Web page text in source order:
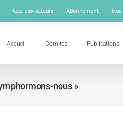
Reco. aux auteurs Abonnement Nos
Accueil Comités Publications
nous »